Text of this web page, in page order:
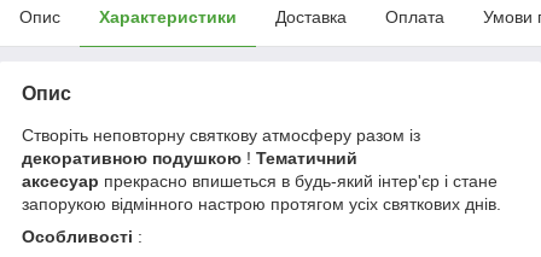
Опис Характеристики Доставка Оплата Умови
Опис
Створіть неповторну святкову атмосферу разом із
декоративною подушкою ! Тематичний
аксесуар прекрасно впишеться в будь-який інтер'єр і стане
запорукою відмінного настрою протягом усіх святкових днів.
Особливості :